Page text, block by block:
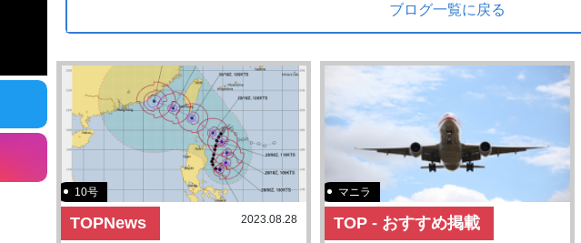
ブログ一覧に戻る
10号
TOPNews 2023.08.28
マニラ
TOP - おすすめ掲載